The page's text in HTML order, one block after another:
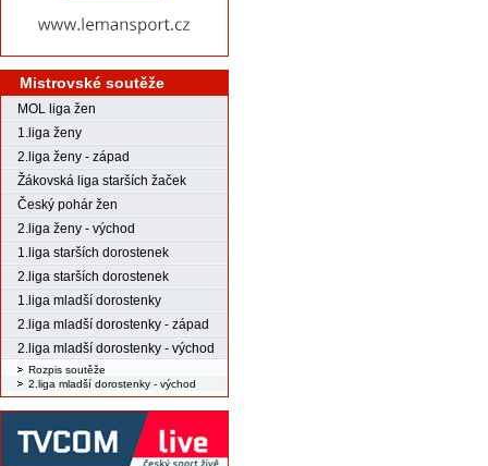
Mistrovské soutěže
MOL liga žen
1.liga ženy
2.liga ženy - západ
Žákovská liga starších žaček
Český pohár žen
2.liga ženy - východ
1.liga starších dorostenek
2.liga starších dorostenek
1.liga mladší dorostenky
2.liga mladší dorostenky - západ
2.liga mladší dorostenky - východ
Rozpis soutěže
2.liga mladší dorostenky - východ